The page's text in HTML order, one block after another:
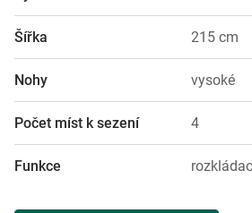
Šířka 215 cm
Nohy vysoké
Počet míst k sezení 4
Funkce